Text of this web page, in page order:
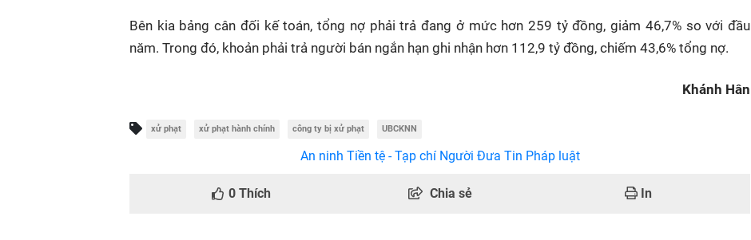
Bên kia bảng cân đối kế toán, tổng nợ phải trả đang ở mức hơn 259 tỷ đồng, giảm 46,7% so với đầu
năm. Trong đó, khoản phải trả người bán ngắn hạn ghi nhận hơn 112,9 tỷ đồng, chiếm 43,6% tổng nợ.
Khánh Hân
xử phạt xử phạt hành chính công ty bị xử phạt UBCKNN
An ninh Tiền tệ - Tạp chí Người Đưa Tin Pháp luật
0 Thích Chia sẻ In